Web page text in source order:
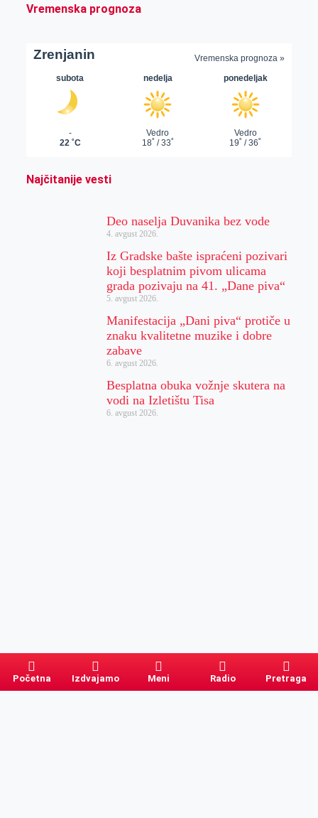
Vremenska prognoza
Najčitanije vesti
Deo naselja Duvanika bez vode
4. avgust 2026.
Iz Gradske bašte ispraćeni pozivari
koji besplatnim pivom ulicama
grada pozivaju na 41. „Dane piva“
5. avgust 2026.
Manifestacija „Dani piva“ protiče u
znaku kvalitetne muzike i dobre
zabave
6. avgust 2026.
Besplatna obuka vožnje skutera na
vodi na Izletištu Tisa
6. avgust 2026.
Početna Izdvajamo Meni Radio Pretraga